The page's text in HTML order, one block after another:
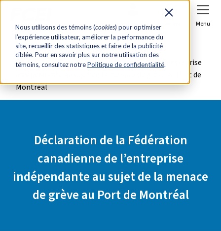
Nous utilisons des témoins (cookies) pour optimiser
l’expérience utilisateur, améliorer la performance du
site, recueillir des statistiques et faire de la publicité
ciblée. Pour en savoir plus sur notre utilisation des
témoins, consultez notrePolitique de confidentialité.
Se connecter Menu
Accueil
Salle de presse
Déclaration de la Fédération canadienne de l’entreprise
indépendante au sujet de la menace de grève au Port de
Montréal
Déclaration de la Fédération
canadienne de l’entreprise
indépendante au sujet de la menace
de grève au Port de Montréal